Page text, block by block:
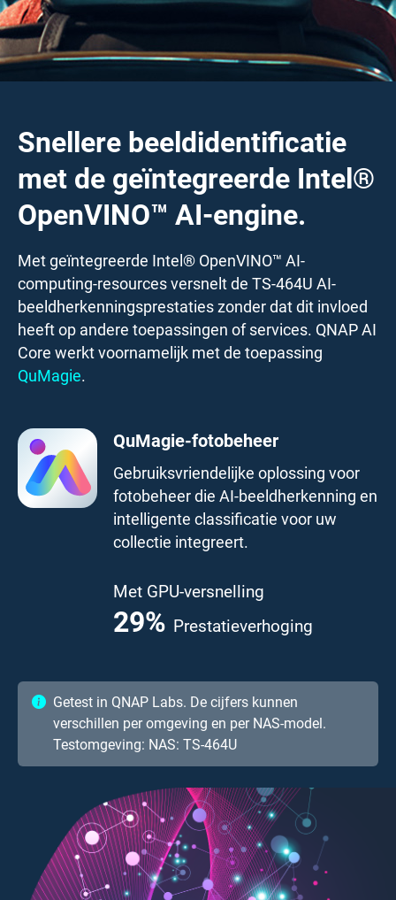
Snellere beeldidentificatie
met de geïntegreerde Intel®
OpenVINO™ AI-engine.
Met geïntegreerde Intel® OpenVINO™ AI-
computing-resources versnelt de TS-464U AI-
beeldherkenningsprestaties zonder dat dit invloed
heeft op andere toepassingen of services. QNAP AI
Core werkt voornamelijk met de toepassing
QuMagie.
QuMagie-fotobeheer
Gebruiksvriendelijke oplossing voor
fotobeheer die AI-beeldherkenning en
intelligente classificatie voor uw
collectie integreert.
Met GPU-versnelling
41.7 %Prestatieverhoging
Getest in QNAP Labs. De cijfers kunnen
verschillen per omgeving en per NAS-model.
Testomgeving: NAS: TS-464U